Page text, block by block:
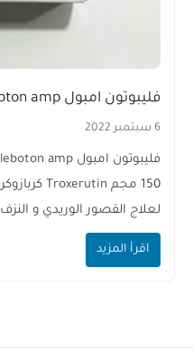
فليبوتون امبول Fleboton amp
6 سبتمبر 2022
لعلاج القصور الوريدي و النزف
اقرأ المزيد